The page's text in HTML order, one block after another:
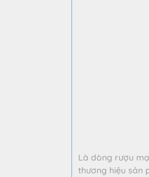
Là dòng rượu
thương hiệu sản